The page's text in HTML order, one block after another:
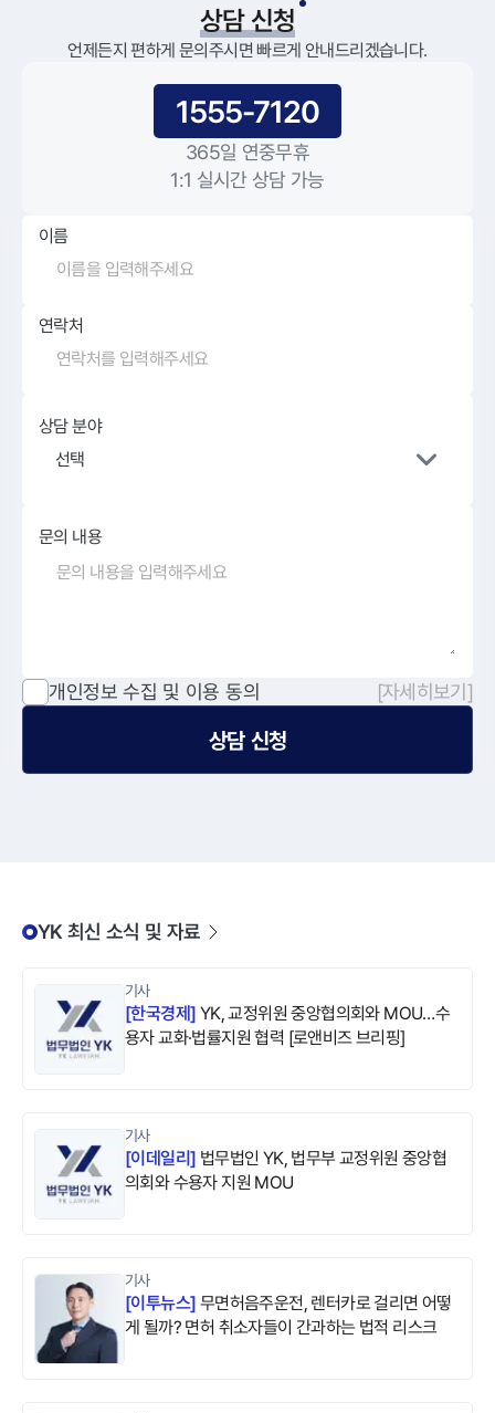
상담 신청
언제든지 편하게 문의주시면 빠르게 안내드리겠습니다.
1555-7120
365일 연중무휴
1:1 실시간 상담 가능
이름
연락처
상담 분야
선택
문의 내용
개인정보 수집 및 이용 동의 [자세히보기]
상담 신청
YK 최신 소식 및 자료
기사
[한국경제]YK, 교정위원 중앙협의회와 MOU…수
용자 교화·법률지원 협력 [로앤비즈 브리핑]
기사
[이데일리] 법무법인 YK, 법무부 교정위원 중앙협
의회와 수용자 지원 MOU
기사
[이투뉴스]무면허음주운전, 렌터카로 걸리면 어떻
게 될까? 면허 취소자들이 간과하는 법적 리스크